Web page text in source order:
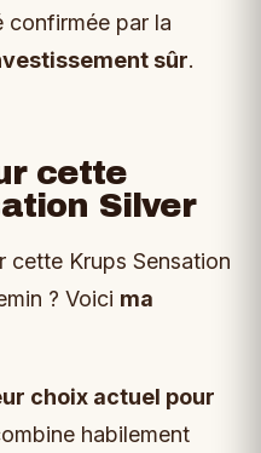
confirmée par la
sûr.
cette
Silver
Krups Sensation
? Voici ma
choix actuel pour
habilement